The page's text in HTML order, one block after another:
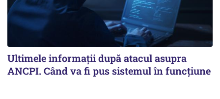
Ultimele informații după atacul asupra
ANCPI. Când va fi pus sistemul în funcțiune